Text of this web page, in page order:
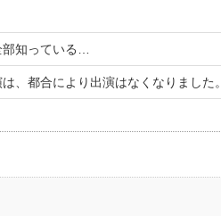
知っている…
、都合により出演はなくなりました。